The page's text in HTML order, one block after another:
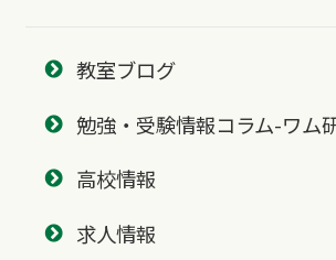
教室ブログ
勉強・受験情報コラム-ワム
高校情報
求人情報